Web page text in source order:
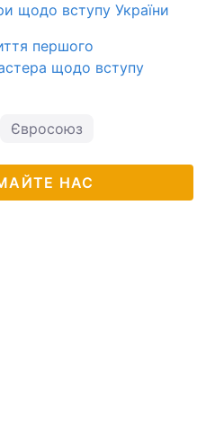
щодо вступу України
першого
щодо вступу
Євросоюз
НАС